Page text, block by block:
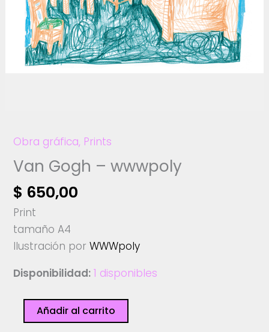
Obra gráfica, Prints
Van Gogh – wwwpoly
$ 650,00
Print
tamaño A4
Ilustración porWWWpoly
Disponibilidad: 1 disponibles
Gogh
Añadir al carrito